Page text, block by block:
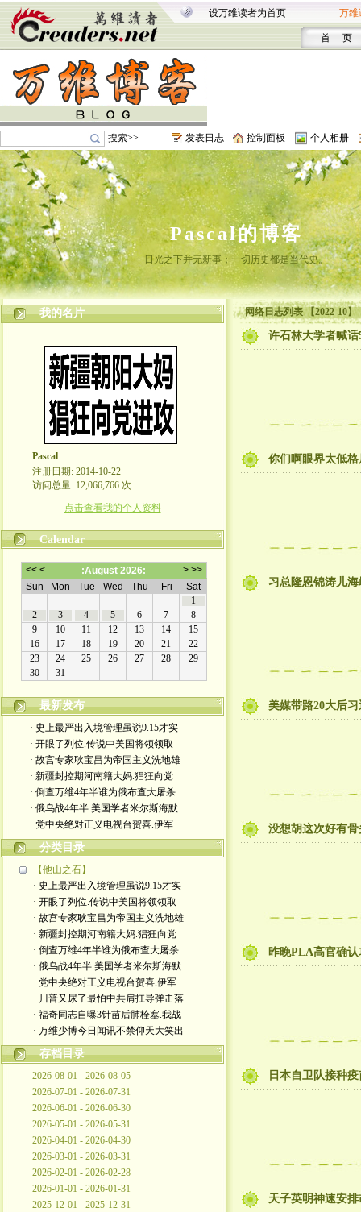
设万维读者为首页 万维
首 页
搜索>> 发表日志 控制面板 个人相册
Pascal的博客
日光之下并无新事；一切历史都是当代史。
我的名片
Pascal
注册日期: 2014-10-22
访问总量: 12,066,766 次
点击查看我的个人资料
Calendar
最新发布
· 史上最严出入境管理虽说9.15才实
· 开眼了列位.传说中美国将领领取
· 故宫专家耿宝昌为帝国主义洗地雄
· 新疆封控期河南籍大妈.猖狂向党
· 倒查万维4年半谁为俄布查大屠杀
· 俄乌战4年半.美国学者米尔斯海默
· 党中央绝对正义电视台贺喜.伊军
分类目录
【他山之石】
· 史上最严出入境管理虽说9.15才实
· 开眼了列位.传说中美国将领领取
· 故宫专家耿宝昌为帝国主义洗地雄
· 新疆封控期河南籍大妈.猖狂向党
· 倒查万维4年半谁为俄布查大屠杀
· 俄乌战4年半.美国学者米尔斯海默
· 党中央绝对正义电视台贺喜.伊军
· 川普又尿了最怕中共肩扛导弹击落
· 福奇同志自曝3针苗后肺栓塞.我战
· 万维少博今日闻讯不禁仰天大笑出
存档目录
2026-08-01 - 2026-08-05
2026-07-01 - 2026-07-31
2026-06-01 - 2026-06-30
2026-05-01 - 2026-05-31
2026-04-01 - 2026-04-30
2026-03-01 - 2026-03-31
2026-02-01 - 2026-02-28
2026-01-01 - 2026-01-31
2025-12-01 - 2025-12-31
网络日志列表 【2022-10】
许石林大学者喊
你们啊眼界太低
习总隆恩锦涛儿
美媒带路20大后
没想胡这次好有
昨晚PLA高官确
日本自卫队接种
天子英明神速安